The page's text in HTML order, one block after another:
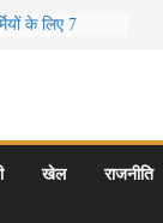
के लिए 7
स्थल: ताज
खेल राजनीति